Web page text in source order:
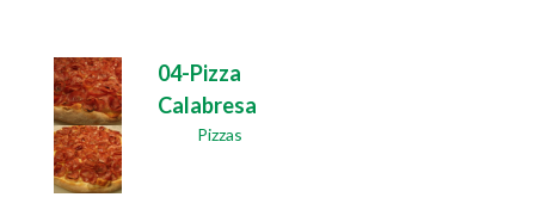
04-Pizza
Calabresa
Pizzas